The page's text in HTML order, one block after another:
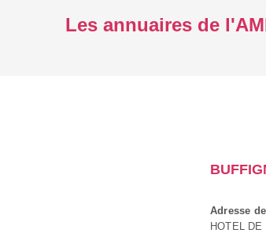
Les annuaires de
Adresse
HOTEL DE